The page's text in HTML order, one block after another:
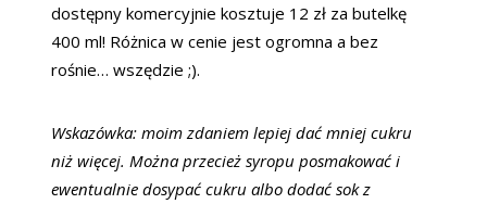
dostępny komercyjnie kosztuje 12 zł za butelkę
400 ml! Różnica w cenie jest ogromna a bez
rośnie… wszędzie ;).
Wskazówka: moim zdaniem lepiej dać mniej cukru
niż więcej. Można przecież syropu posmakować i
ewentualnie dosypać cukru albo dodać sok z